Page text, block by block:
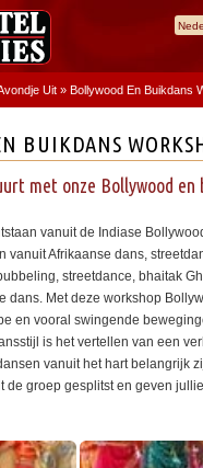
Uit » Bollywood En Buikdans
BUIKDANS
met onze Bollywood en
vanuit de Indiase
vanuit Afrikaanse dans,
streetdance, bhaitak
dans. Met deze workshop
en vooral swingende
is het vertellen van een
vanuit het hart belangrijk
de groep gesplitst en geven